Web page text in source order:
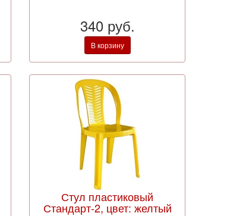
340 руб.
В корзину
Стул пластиковый
Стандарт-2, цвет: желтый